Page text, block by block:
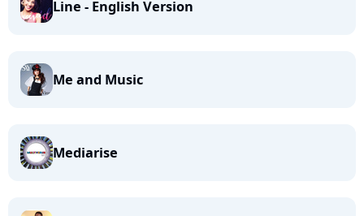
Line - English Version
Me and Music
Mediarise